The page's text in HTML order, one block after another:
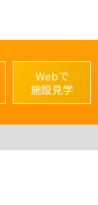
Webで
施設見学